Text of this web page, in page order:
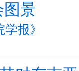
图景
报》